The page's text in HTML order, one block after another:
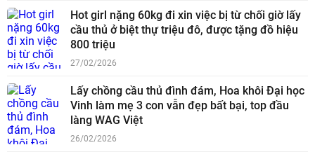
Hot girl nặng 60kg đi xin việc bị từ chối giờ lấy
cầu thủ ở biệt thự triệu đô, được tặng đồ hiệu
800 triệu
27/02/2026
Lấy chồng cầu thủ đình đám, Hoa khôi Đại học
Vinh làm mẹ 3 con vẫn đẹp bất bại, top đầu
làng WAG Việt
26/02/2026